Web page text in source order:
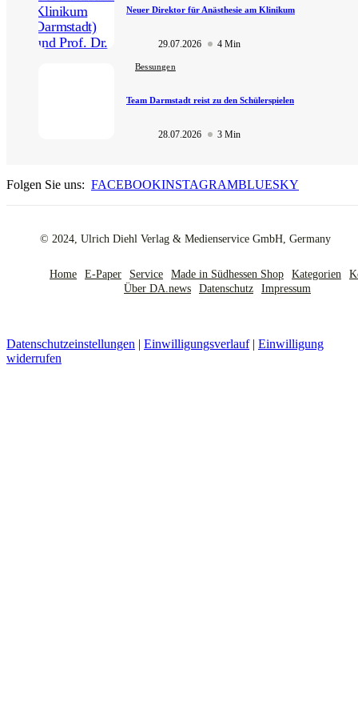
Neuer Direktor für Anästhesie am Klinikum
29.07.2026 4 Min
Bessungen
Team Darmstadt reist zu den Schülerspielen
28.07.2026 3 Min
Folgen Sie uns: FACEBOOKINSTAGRAMBLUESKY
© 2024, Ulrich Diehl Verlag & Medienservice GmbH, Germany
Home E-Paper Service Made in Südhessen Shop Kategorien
Über DA.news
Datenschutz Impressum
Datenschutzeinstellungen | Einwilligungsverlauf| Einwilligung
widerrufen